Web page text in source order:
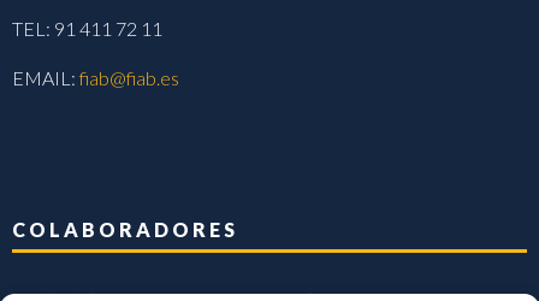
TEL: 91 411 72 11
EMAIL:fiab@fiab.es
COLABORADORES